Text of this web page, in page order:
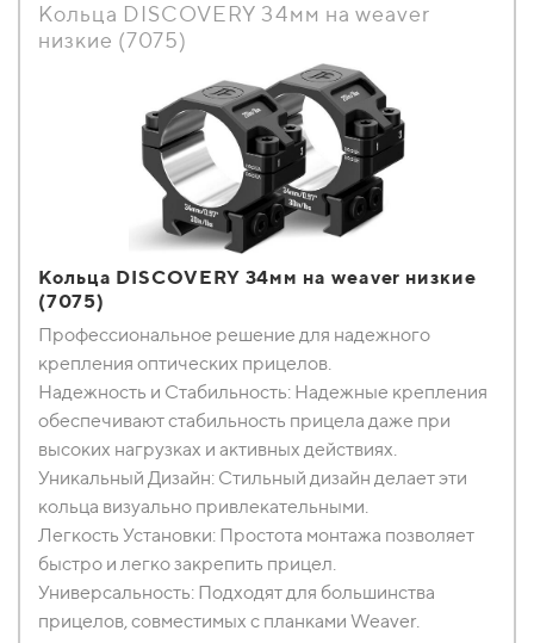
Кольца DISCOVERY 34мм на weaver
низкие (7075)
Кольца DISCOVERY 34мм на weaver низкие
(7075)
Профессиональное решение для надежного
крепления оптических прицелов.
Надежность и Стабильность: Надежные крепления
обеспечивают стабильность прицела даже при
высоких нагрузках и активных действиях.
Уникальный Дизайн: Стильный дизайн делает эти
кольца визуально привлекательными.
Легкость Установки: Простота монтажа позволяет
быстро и легко закрепить прицел.
Универсальность: Подходят для большинства
прицелов, совместимых с планками Weaver.